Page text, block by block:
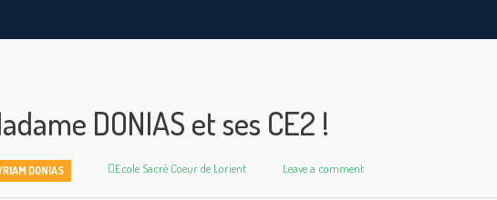
DONIAS et ses CE2 !
DONIAS Author
Ecole Sacré Coeur de Lorient Leave a comment